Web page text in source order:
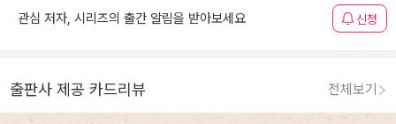
관심 저자, 시리즈의 출간 알림을 받아보세요 신청
출판사 제공 카드리뷰 전체보기